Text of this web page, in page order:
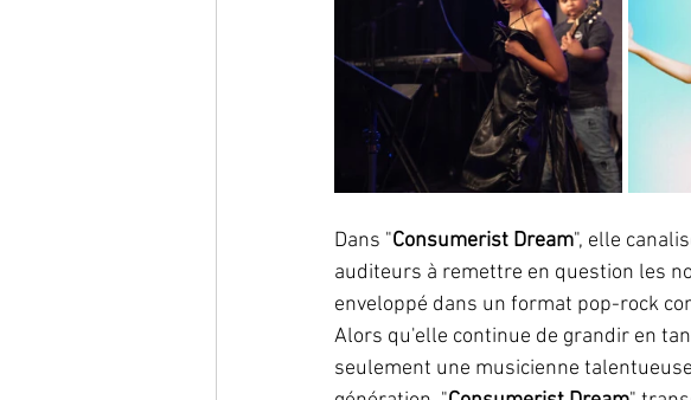
Dans "Consumerist Dream", elle
auditeurs à remettre en question les
enveloppé dans un format pop-rock
Alors qu'elle continue de grandir en
seulement une musicienne